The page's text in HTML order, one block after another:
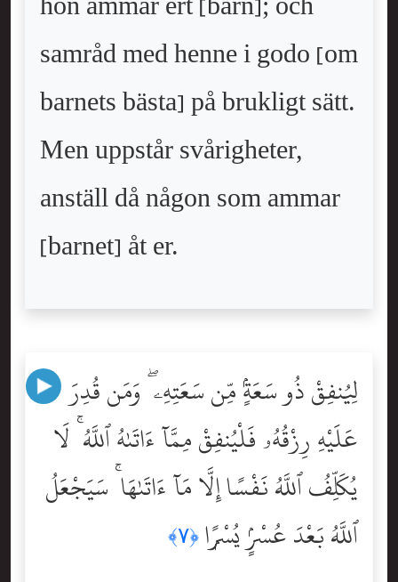
samråd med henne i godo [om
barnets bästa] på brukligt sätt.
Men uppstår svårigheter,
anställ då någon som ammar
[barnet] åt er.
لِيُنفِقْ ذُو سَعَةٍۢ مِّن سَعَتِهِۦ ۖ وَمَن قُدِرَ
عَلَيْهِ رِزْقُهُۥ فَلْيُنفِقْ مِمَّآ ءَاتَىٰهُ ٱللَّهُ ۚ لَا
يُكَلِّفُ ٱللَّهُ نَفْسًا إِلَّا مَآ ءَاتَىٰهَا ۚ سَيَجْعَلُ
ٱللَّهُ بَعْدَ عُسْرٍۢ يُسْرًۭا ﴿٧﴾